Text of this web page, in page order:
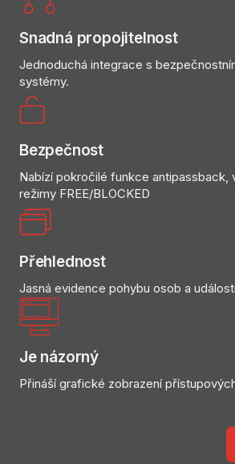
Snadná propojitelnost
Jednoduchá integrace s
systémy.
Bezpečnost
Nabízí pokročilé funkce antipassback,
režimy FREE/BLOCKED
Přehlednost
Jasná evidence pohybu osob a
Je názorný
Přináší grafické zobrazení